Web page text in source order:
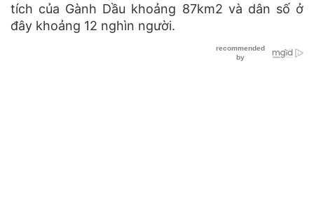
tích của Gành Dầu khoảng 87km2 và dân số ở
đây khoảng 12 nghìn người.